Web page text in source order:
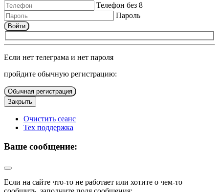
Телефон без 8
Пароль
Войти
Если нет телеграма и нет пароля
пройдите обычную регистрацию:
Обычная регистрация
Закрыть
Очистить сеанс
Тех поддержка
Ваше сообщение:
Если на сайте что-то не работает или хотите о чем-то